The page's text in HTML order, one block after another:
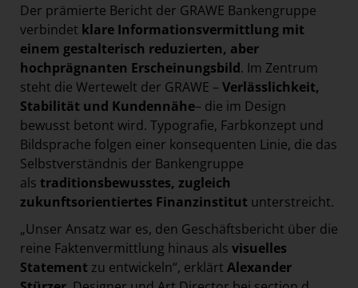
Der prämierte Bericht der GRAWE Bankengruppe
verbindet klare Informationsvermittlung mit
einem gestalterisch reduzierten, aber
hochprägnanten Erscheinungsbild. Im Zentrum
steht die Wertewelt der GRAWE – Verlässlichkeit,
Stabilität und Kundennähe– die im Design
bewusst betont wird. Typografie, Farbkonzept und
Bildsprache folgen einer konsequenten Linie, die das
Selbstverständnis der Bankengruppe
als traditionsbewusstes, zugleich
zukunftsorientiertes Finanzinstitut unterstreicht.
„Unser Ansatz war es, den Geschäftsbericht über die
reine Faktenvermittlung hinaus als visuelles
Statement zu entwickeln“, erklärt Alexander